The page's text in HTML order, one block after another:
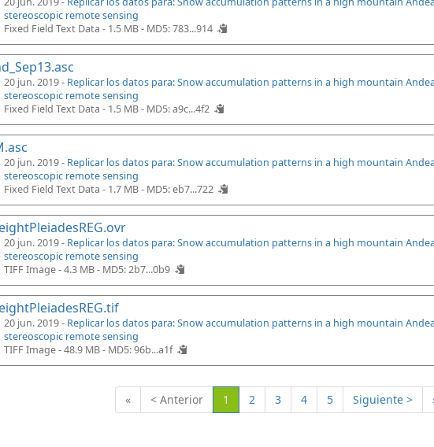
stereoscopic remote sensing
Fixed Field Text Data - 1.5 MB - MD5: 783...914
20 jun. 2019 - Replicar los datos para: Snow accumulation patterns in a high mountain
stereoscopic remote sensing
Fixed Field Text Data - 1.5 MB - MD5: a9c...4f2
20 jun. 2019 - Replicar los datos para: Snow accumulation patterns in a high mountain
stereoscopic remote sensing
Fixed Field Text Data - 1.7 MB - MD5: eb7...722
20 jun. 2019 - Replicar los datos para: Snow accumulation patterns in a high mountain
stereoscopic remote sensing
TIFF Image - 4.3 MB - MD5: 2b7...0b9
20 jun. 2019 - Replicar los datos para: Snow accumulation patterns in a high mountain
stereoscopic remote sensing
TIFF Image - 48.9 MB - MD5: 96b...a1f
« < Anterior 1 (Actual)
2 3 4 5 Siguiente >